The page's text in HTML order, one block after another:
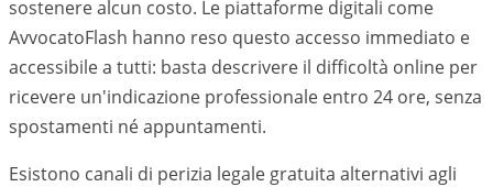
sostenere alcun costo. Le piattaforme digitali come
AvvocatoFlash hanno reso questo accesso immediato e
accessibile a tutti: basta descrivere il difficoltà online per
ricevere un'indicazione professionale entro 24 ore, senza
spostamenti né appuntamenti.
Esistono canali di perizia legale gratuita alternativi agli